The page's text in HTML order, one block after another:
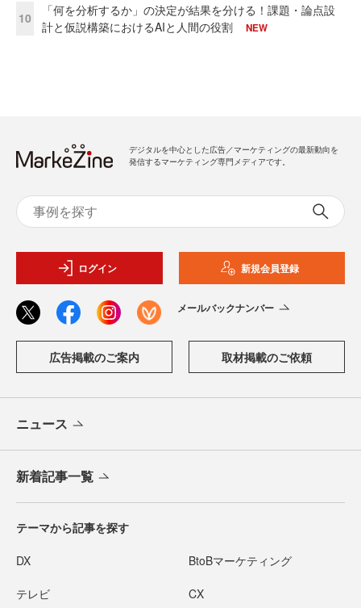
10
「何を分析するか」の決定が結果を分ける！課題・論点設
計と仮説構築におけるAIと人間の役割
NEW
デジタルを中心とした広告／マーケティングの最新動向を
発信するマーケティング専門メディアです。
ログイン 新規会員登録
メールバックナンバー
広告掲載のご案内 取材掲載のご依頼
ニュース
新着記事一覧
テーマから記事を探す
DX BtoBマーケティング
テレビ CX